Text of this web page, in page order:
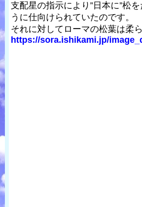
支配星の指示により”日本に”松
うに仕向けられていたのです。
それに対してローマの松葉は柔
https://sora.ishikami.jp/